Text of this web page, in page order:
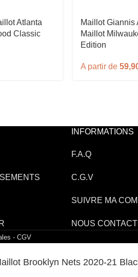
Atlanta
Classic
Maillot Giannis
Maillot
Edition
A partir de
INFORMATIONS
F.A.Q
C.G.V
SUIVRE MA
NOUS
- CGV
Brooklyn Nets 2020-21